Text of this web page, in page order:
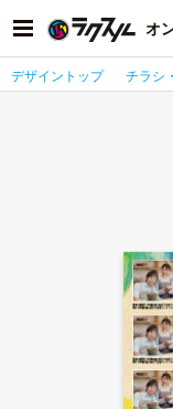
オ
デザイントップ チラシ